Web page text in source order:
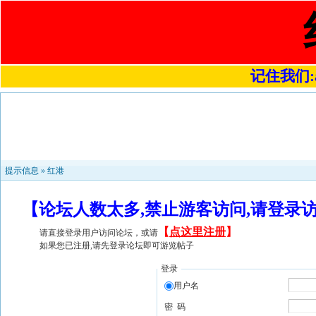
记住我们
提示信息 » 红港
【论坛人数太多,禁止游客访问,请登
请直接登录用户访问论坛，或请 【 点这里注册】
如果您已注册,请先登录论坛即可游览帖子
登录
用户名
密 码